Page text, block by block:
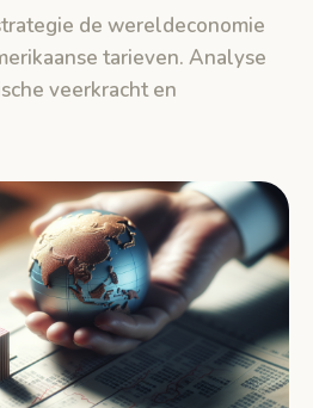
de wereldeconomie
tarieven. Analyse
veerkracht en